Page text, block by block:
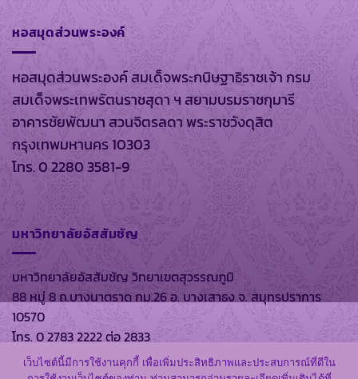
หอสมุดส่วนพระองค์
หอสมุดส่วนพระองค์ สมเด็จพระกนิษฐาธิราชเจ้า กรม
สมเด็จพระเทพรัตนราชสุดา ฯ สยามบรมราชกุมารี
อาคารชัยพัฒนา สวนจิตรลดา พระราชวังดุสิต
กรุงเทพมหานคร 10303
โทร. 0 2280 3581-9
มหาวิทยาลัยอัสสัมชัญ
มหาวิทยาลัยอัสสัมชัญ วิทยาเขตสุวรรณภูมิ
88 หมู่ 8 ถ.บางนาตราด กม.26 อ. บางเสาธง จ. สมุทรปราการ
10570
โทร. 0 2783 2222 ต่อ 2833
เว็บไซต์นี้มีการใช้งานคุกกี้ เพื่อเพิ่มประสิทธิภาพและประสบการณ์ที่ดีใน